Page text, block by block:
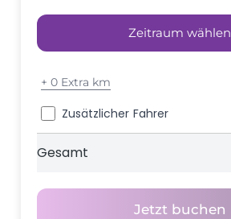
Zeitraum wählen
+ 0 Extra km
Zusätzlicher Fahrer
Gesamt
Jetzt buchen